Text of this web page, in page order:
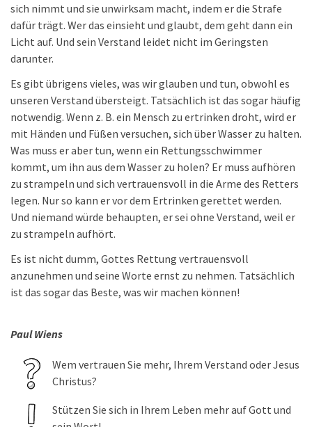
sich nimmt und sie unwirksam macht, indem er die Strafe
dafür trägt. Wer das einsieht und glaubt, dem geht dann ein
Licht auf. Und sein Verstand leidet nicht im Geringsten
darunter.
Es gibt übrigens vieles, was wir glauben und tun, obwohl es
unseren Verstand übersteigt. Tatsächlich ist das sogar häufig
notwendig. Wenn z. B. ein Mensch zu ertrinken droht, wird er
mit Händen und Füßen versuchen, sich über Wasser zu halten.
Was muss er aber tun, wenn ein Rettungsschwimmer
kommt, um ihn aus dem Wasser zu holen? Er muss aufhören
zu strampeln und sich vertrauensvoll in die Arme des Retters
legen. Nur so kann er vor dem Ertrinken gerettet werden.
Und niemand würde behaupten, er sei ohne Verstand, weil er
zu strampeln aufhört.
Es ist nicht dumm, Gottes Rettung vertrauensvoll
anzunehmen und seine Worte ernst zu nehmen. Tatsächlich
ist das sogar das Beste, was wir machen können!
Paul Wiens
Wem vertrauen Sie mehr, Ihrem Verstand oder Jesus
Christus?
Stützen Sie sich in Ihrem Leben mehr auf Gott und